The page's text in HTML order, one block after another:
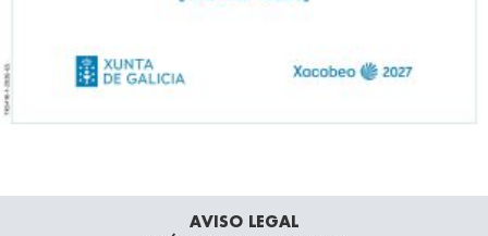
AVISO LEGAL